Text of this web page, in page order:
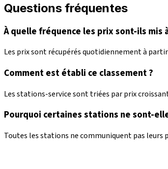
Questions fréquentes
À quelle fréquence les prix sont-ils mis
Les prix sont récupérés quotidiennement à
Comment est établi ce classement ?
Les stations-service sont triées par prix
Pourquoi certaines stations ne sont-
Toutes les stations ne communiquent pas leurs